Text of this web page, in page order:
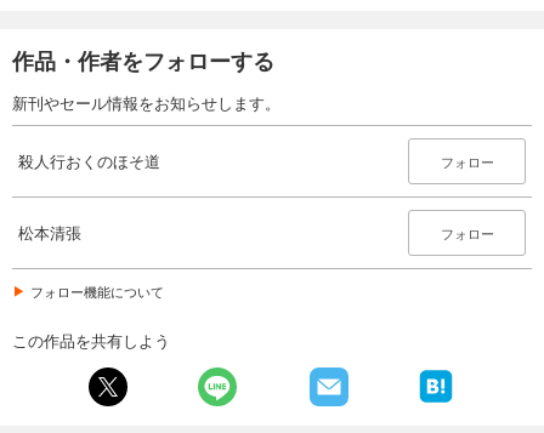
作品・作者をフォローする
新刊やセール情報をお知らせします。
殺人行おくのほそ道 フォロー
松本清張 フォロー
フォロー機能について
この作品を共有しよう